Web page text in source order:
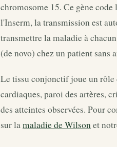
chromosome 15. Ce gène
l'Inserm, la transmission est
transmettre la maladie à
(de novo) chez un patient sans
Le tissu conjonctif joue un rôle
cardiaques, paroi des artères,
des atteintes observées. Pour
sur lamaladie de Wilsonet